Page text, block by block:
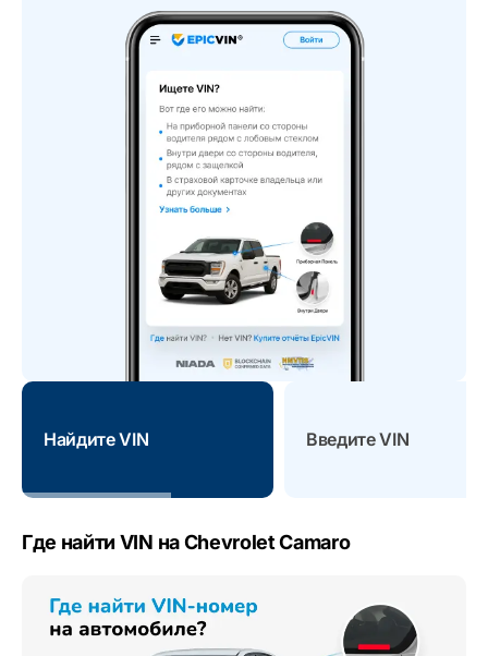
Найдите VIN Введите VIN
Где найти VIN на Chevrolet Camaro